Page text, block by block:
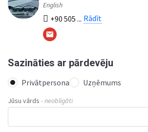
English
+90 505 ... Rādīt
Sazināties ar pārdevēju
Privātpersona Uzņēmums
Jūsu vārds - neobligāti